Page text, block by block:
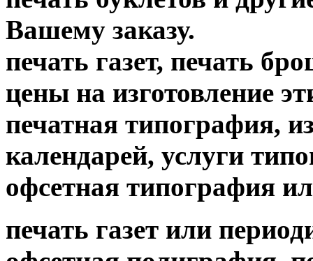
Вашему заказу.
печать газет, печать
цены на
печатная типография,
календарей, услуги
офсетная типография
печать газет или